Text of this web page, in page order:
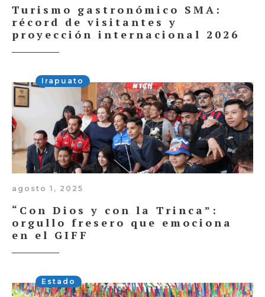
Turismo gastronómico SMA:
récord de visitantes y
proyección internacional 2026
Irapuato
agosto 1, 2025
“Con Dios y con la Trinca”:
orgullo fresero que emociona
en el GIFF
Estado